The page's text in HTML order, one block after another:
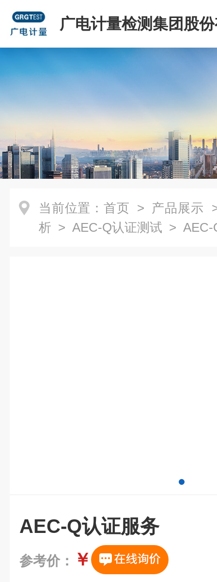
广电计量检测集团股
司
当前位置： 首页 > 产品展示
析 > AEC-Q认证测试 > AEC-
AEC-Q认证服务
参考价： ￥